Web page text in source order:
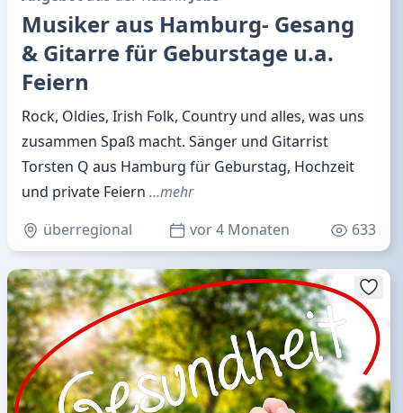
Musiker aus Hamburg- Gesang
& Gitarre für Geburstage u.a.
Feiern
Rock, Oldies, Irish Folk, Country und alles, was uns
zusammen Spaß macht. Sänger und Gitarrist
Torsten Q aus Hamburg für Geburstag, Hochzeit
und private Feiern …mehr
überregional
vor 4 Monaten 633